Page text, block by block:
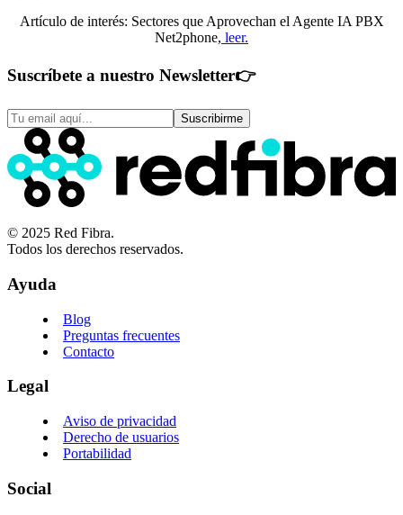
Artículo de interés: Sectores que Aprovechan el Agente IA PBX
Net2phone, leer.
Suscríbete a nuestro Newsletter👉
Suscribirme
© 2025 Red Fibra.
Todos los derechos reservados.
Ayuda
Blog
Preguntas frecuentes
Contacto
Legal
Aviso de privacidad
Derecho de usuarios
Portabilidad
Social